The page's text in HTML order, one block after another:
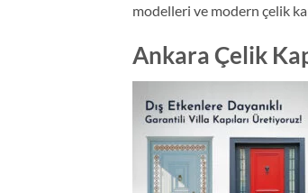
modelleri ve modern çelik
Ankara Çelik